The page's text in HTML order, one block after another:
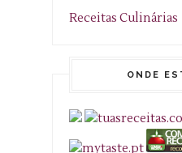
Receitas Culinárias
ONDE